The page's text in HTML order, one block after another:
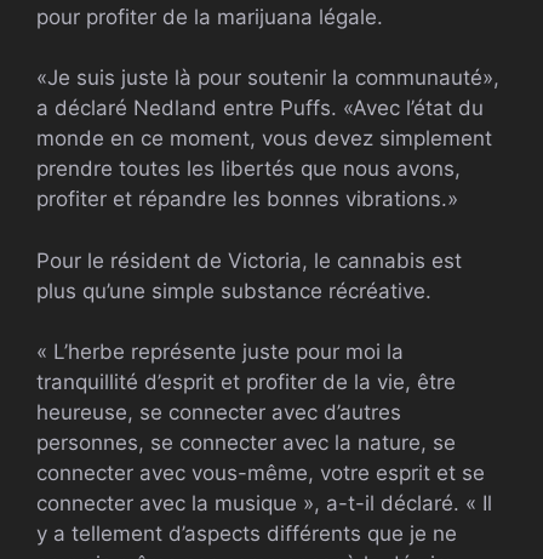
pour profiter de la marijuana légale.
«Je suis juste là pour soutenir la communauté»,
a déclaré Nedland entre Puffs. «Avec l’état du
monde en ce moment, vous devez simplement
prendre toutes les libertés que nous avons,
profiter et répandre les bonnes vibrations.»
Pour le résident de Victoria, le cannabis est
plus qu’une simple substance récréative.
« L’herbe représente juste pour moi la
tranquillité d’esprit et profiter de la vie, être
heureuse, se connecter avec d’autres
personnes, se connecter avec la nature, se
connecter avec vous-même, votre esprit et se
connecter avec la musique », a-t-il déclaré. « Il
y a tellement d’aspects différents que je ne